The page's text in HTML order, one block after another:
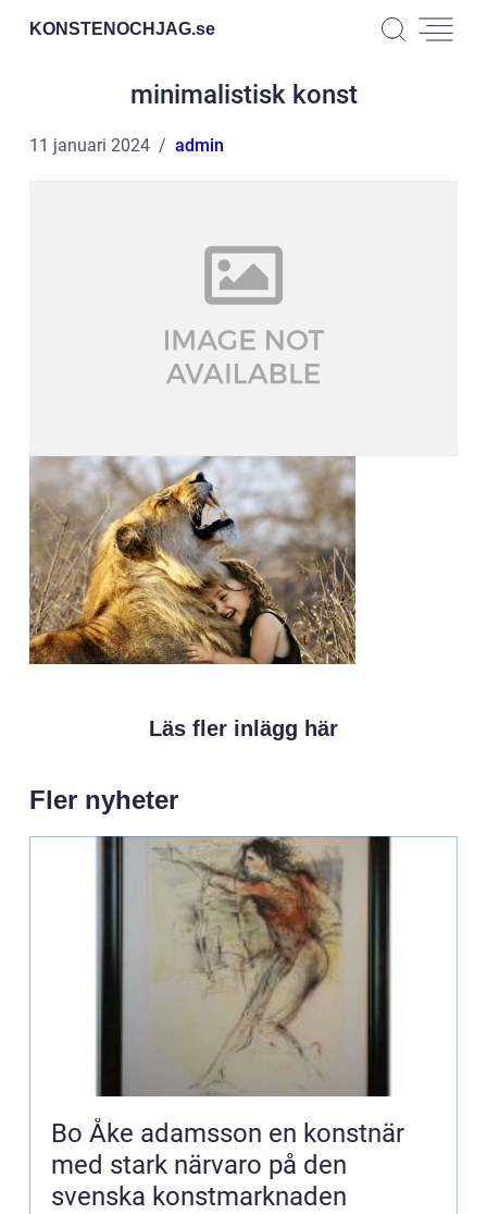
KONSTENOCHJAG.se
minimalistisk konst
11 januari 2024 admin
Läs fler inlägg här
Fler nyheter
Bo Åke adamsson en konstnär
med stark närvaro på den
svenska konstmarknaden